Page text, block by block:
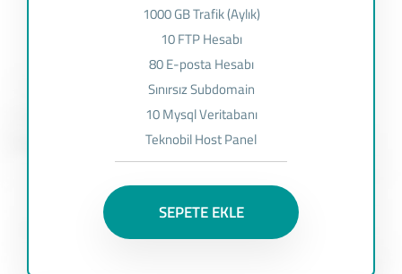
1000 GB Trafik (Aylık)
10 FTP Hesabı
80 E-posta Hesabı
Sınırsız Subdomain
10 Mysql Veritabanı
Teknobil Host Panel
SEPETE EKLE